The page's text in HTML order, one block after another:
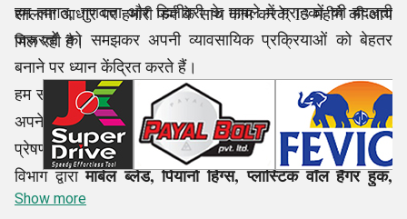
सालाना आधार पर हमारी फर्म के साथ काम करके 13 महीने की आय
मिल रही है।
हम लागत, गुणवत्ता और डिलीवरी के मामले में ग्राहकों की बदलती
जरूरतों को समझकर अपनी व्यावसायिक प्रक्रियाओं को बेहतर
बनाने पर ध्यान केंद्रित करते हैं।
हम सभी परिचालन स्तरों पर अपने कर्मचारियों की भागीदारी के साथ
अपने संगठन में गुणवत्ता प्रबंधन प्रणाली का पालन करते हैं।
प्रेषण से पहले, औद्योगिक मानकों के अनुसार हमारे गुणवत्ता नियंत्रण
विभाग द्वारामार्बल ब्लेड, पियानो हिंग्स, प्लास्टिक वॉल हैंगर हुक,
ब्लैक कास्टर व्हील आदि जैसे हर एक उत्पाद की सूक्ष्म जांच की जाती
Show more